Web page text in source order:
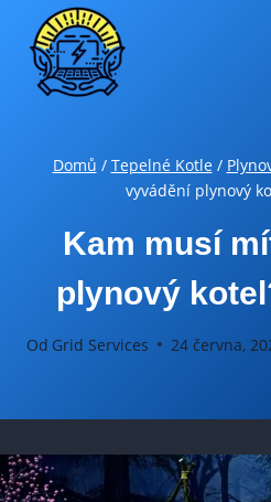
Přeskočit
obsah
Domů / Tepelné Kotle /
vyvádění plynový
Kam musí
plynový
Od Grid Services 24 června,